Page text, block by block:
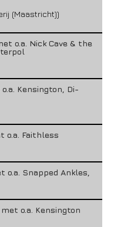
(Maastricht))
o.a. Nick Cave & the
Kensington, Di-
o.a. Faithless
Snapped Ankles,
o.a. Kensington